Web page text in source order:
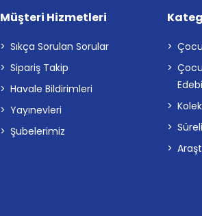
Müşteri Hizmetleri
Sıkça Sorulan Sorular
Sipariş Takip
Havale Bildirimleri
Yayınevleri
Şubelerimiz